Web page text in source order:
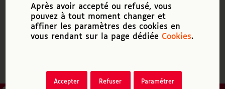
Après avoir accepté ou refusé, vous
pouvez à tout moment changer et
affiner les paramètres des cookies en
vous rendant sur la page dédiée Cookies.
Accepter Refuser Paramétrer
Voir tous les événements